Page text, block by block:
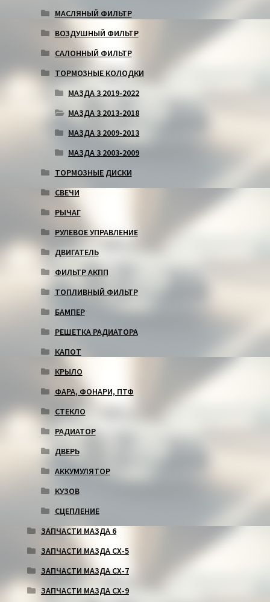
МАСЛЯНЫЙ ФИЛЬТР
ВОЗДУШНЫЙ ФИЛЬТР
САЛОННЫЙ ФИЛЬТР
ТОРМОЗНЫЕ КОЛОДКИ
МАЗДА 3 2019-2022
МАЗДА 3 2013-2018
МАЗДА 3 2009-2013
МАЗДА 3 2003-2009
ТОРМОЗНЫЕ ДИСКИ
СВЕЧИ
РЫЧАГ
РУЛЕВОЕ УПРАВЛЕНИЕ
ДВИГАТЕЛЬ
ФИЛЬТР АКПП
ТОПЛИВНЫЙ ФИЛЬТР
БАМПЕР
РЕШЕТКА РАДИАТОРА
КАПОТ
КРЫЛО
ФАРА, ФОНАРИ, ПТФ
СТЕКЛО
РАДИАТОР
ДВЕРЬ
АККУМУЛЯТОР
КУЗОВ
СЦЕПЛЕНИЕ
ЗАПЧАСТИ МАЗДА 6
ЗАПЧАСТИ МАЗДА СХ-5
ЗАПЧАСТИ МАЗДА СХ-7
ЗАПЧАСТИ МАЗДА СХ-9